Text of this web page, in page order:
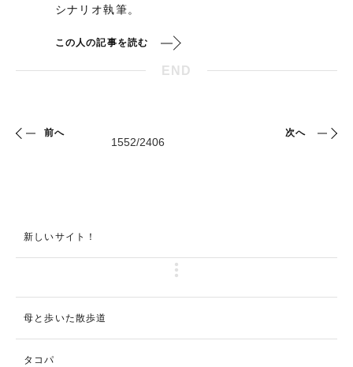
シナリオ執筆。
この人の記事を読む
END
前へ 次へ
新しいサイト！
母と歩いた散歩道
タコパ